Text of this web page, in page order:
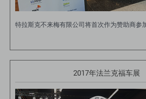
特拉斯克不来梅有限公司将首次作为赞助商参
2017年法兰克福车展